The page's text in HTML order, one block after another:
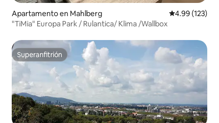
Apartamento en Mahlberg Calificación
4.99 (123)
"TiMia" Europa Park / Rulantica/ Klima /Wallbox
Superanfitrión
Superanfitrión